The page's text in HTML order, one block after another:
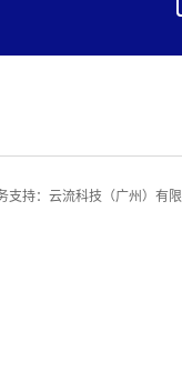
支持：云流科技（广州）有